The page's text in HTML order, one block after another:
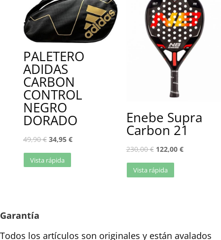
PALETERO
ADIDAS
CARBON
CONTROL
NEGRO
DORADO
49,90€ 34,95 €
Vista rápida
Enebe Supra
Carbon 21
230,00€ 122,00 €
Vista rápida
Garantía
Todos los artículos son originales y están avalados